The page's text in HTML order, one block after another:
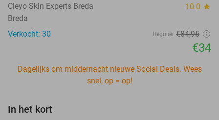
Cleyo Skin Experts Breda 10.0 star
Breda
Verkocht: 30
Regulier €84,95
€34
Dagelijks om middernacht nieuwe Social Deals. Wees
snel, op = op!
In het kort